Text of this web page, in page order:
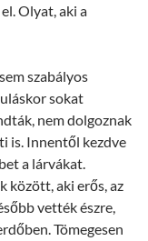
Olyat, aki a
szabályos
sokat
nem dolgoznak
is. Innentől kezdve
a lárvákat.
között, aki erős, az
vették észre,
Tömegesen